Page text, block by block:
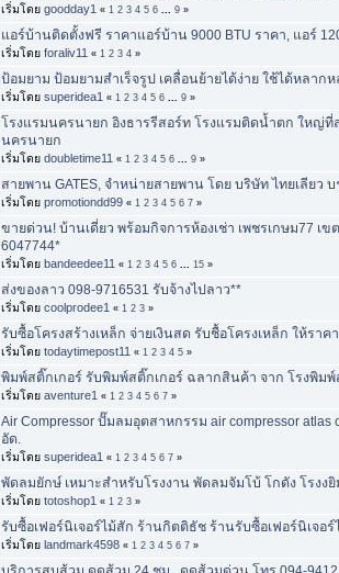
เริ่มโดย goodday1 « 1 2 3 4 5 6 9 »
แอร์บ้านติดตั้งฟรี ราคาแอร์บ้าน 9000 BTU ราคา, แอร์
เริ่มโดย foraliv11 « 1 2 3 4 »
ป้อมยาม ป้อมยามสำเร็จรูป เคลื่อนย้ายได้ง่าย ใช้ได้หลาก
เริ่มโดย superidea1 « 1 2 3 4 5 6 9 »
โรงแรมนครนายก อิงธารรีสอร์ท โรงแรมติดน้ำตก ใหญ่
นครนายก
เริ่มโดย doubletime11 « 1 2 3 4 5 6 9 »
สายพาน GATES, จำหน่ายสายพาน โดย บริษัท ไทยเลียว
เริ่มโดย promotiondd99 « 1 2 3 4 5 6 7 »
ขายด่วน! บ้านเดี่ยว พร้อมกิจการห้องเช่า เพชรเกษม77 เ
6047744*
เริ่มโดย bandeedee11 « 1 2 3 4 5 6 15 »
ส่งของลาว 098-9716531 รับจ้างไปลาว**
เริ่มโดย coolprodee1 « 1 2 3 »
รับซื้อโครงสร้างเหล็ก จ่ายเงินสด รับชื้อโครงเหล็ก ให้ราค
เริ่มโดย todaytimepost11 « 1 2 3 4 5 »
พิมพ์สติ๊กเกอร์ รับพิมพ์สติ๊กเกอร์ ฉลากสินค้า จาก โรงพิมพ์
เริ่มโดย aventure1 « 1 2 3 4 5 6 7 »
Air Compressor ปั๊มลมอุตสาหกรรม air compressor
อัด.
เริ่มโดย superidea1 « 1 2 3 4 5 6 7 »
พัดลมยักษ์ เหมาะสำหรับโรงงาน พัดลมจัมโบ้ โกดัง โรงง
เริ่มโดย totoshop1 « 1 2 3 »
รับซื้อเฟอร์นิเจอร์ไม้สัก ร้านกิตติธัช ร้านรับซื้อเฟอร์นิเจอร์
เริ่มโดย landmark4598 « 1 2 3 4 5 6 7 »